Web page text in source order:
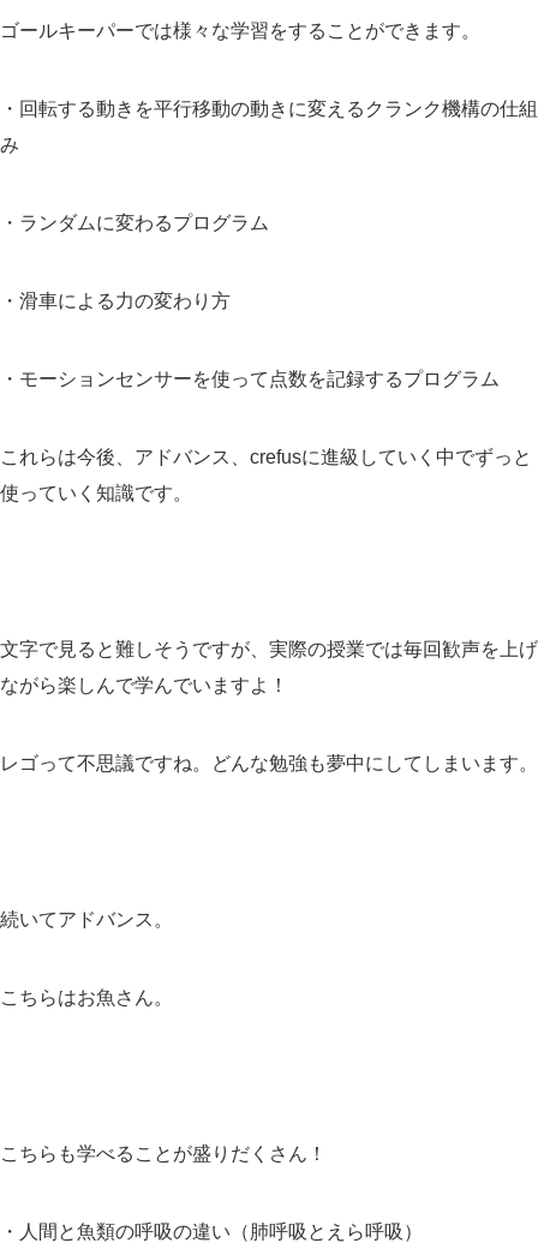
ゴールキーパーでは様々な学習をすることができます。
・回転する動きを平行移動の動きに変えるクランク機構の仕組
み
・ランダムに変わるプログラム
・滑車による力の変わり方
・モーションセンサーを使って点数を記録するプログラム
これらは今後、アドバンス、crefusに進級していく中でずっと
使っていく知識です。
文字で見ると難しそうですが、実際の授業では毎回歓声を上げ
ながら楽しんで学んでいますよ！
レゴって不思議ですね。どんな勉強も夢中にしてしまいます。
続いてアドバンス。
こちらはお魚さん。
こちらも学べることが盛りだくさん！
・人間と魚類の呼吸の違い（肺呼吸とえら呼吸）